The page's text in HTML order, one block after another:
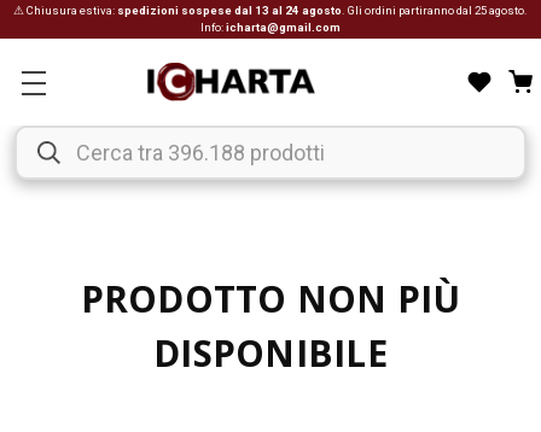
⚠ Chiusura estiva: spedizioni sospese dal 13 al 24 agosto . Gli ordini partiranno dal 25 agosto.
Info:icharta@gmail.com
PRODOTTO NON PIÙ
DISPONIBILE